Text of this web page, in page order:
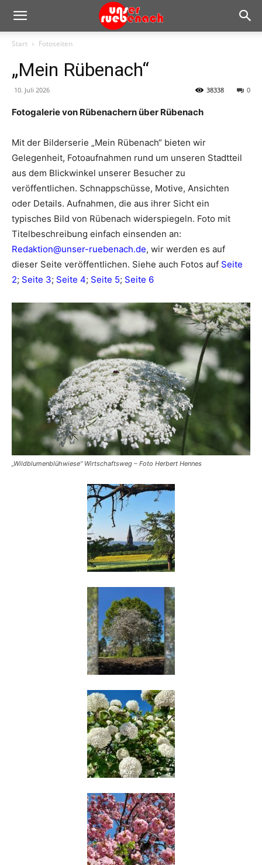
Start Fotoseiten
„Mein Rübenach“
10. Juli 2026 0
38338
Fotogalerie von Rübenachern über Rübenach
Mit der Bilderserie „Mein Rübenach“ bieten wir
Gelegenheit, Fotoaufnahmen rund um unseren Stadtteil
aus dem Blickwinkel unserer Besucher zu
veröffentlichen. Schnappschüsse, Motive, Ansichten
oder Details. Aufnahmen, die aus ihrer Sicht ein
typisches Bild von Rübenach widerspiegeln. Foto mit
Titelbeschreibung einfach einsenden an:
Redaktion@unser-ruebenach.de, wir werden es auf
dieser Seite veröffentlichen. Siehe auch Fotos auf Seite
2; Seite 3; Seite 4; Seite 5; Seite 6
„Wildblumenblühwiese“ Wirtschaftsweg – Foto Herbert Hennes